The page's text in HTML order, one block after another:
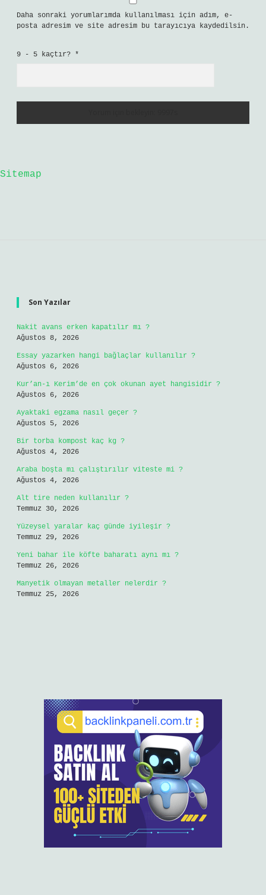
Daha sonraki yorumlarımda kullanılması için adım, e-
posta adresim ve site adresim bu tarayıcıya kaydedilsin.
9 - 5 kaçtır? *
Sitemap
Son Yazılar
Nakit avans erken kapatılır mı ?
Ağustos 8, 2026
Essay yazarken hangi bağlaçlar kullanılır ?
Ağustos 6, 2026
Kur’an-ı Kerim’de en çok okunan ayet hangisidir ?
Ağustos 6, 2026
Ayaktaki egzama nasıl geçer ?
Ağustos 5, 2026
Bir torba kompost kaç kg ?
Ağustos 4, 2026
Araba boşta mı çalıştırılır viteste mi ?
Ağustos 4, 2026
Alt tire neden kullanılır ?
Temmuz 30, 2026
Yüzeysel yaralar kaç günde iyileşir ?
Temmuz 29, 2026
Yeni bahar ile köfte baharatı aynı mı ?
Temmuz 26, 2026
Manyetik olmayan metaller nelerdir ?
Temmuz 25, 2026